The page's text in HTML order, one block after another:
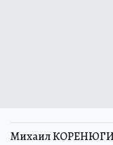
Михаил